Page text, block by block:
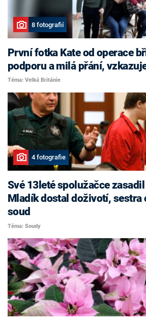
8 fotografií
První fotka Kate od operace
podporu a milá přání,
Téma: Velká Británie
4 fotografie
Své 13leté spolužačce
Mladík dostal doživotí, sestra
soud
Téma: Soudy